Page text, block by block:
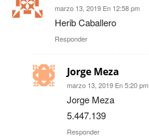
marzo 13, 2019 En 12:58 pm
Herib Caballero
Responder
Jorge Meza
marzo 13, 2019 En 5:20 pm
Jorge Meza
5.447.139
Responder